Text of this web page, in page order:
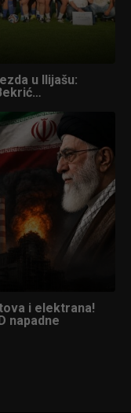
u Ilijašu:
i elektrana!
napadne